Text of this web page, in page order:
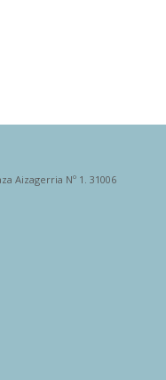
Aizagerria Nº 1. 31006